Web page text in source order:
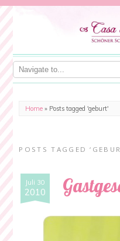
Home » Posts tagged 'geburt'
POSTS TAGGED
Juli 30
2010